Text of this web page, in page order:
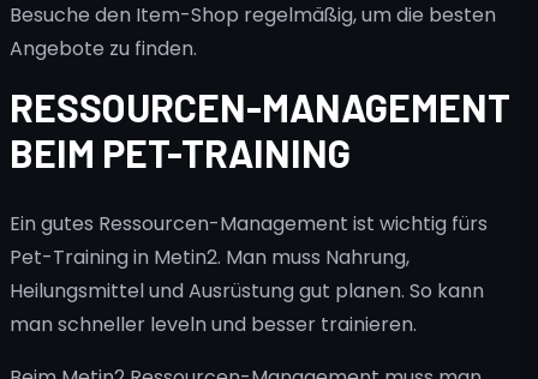
Besuche den Item-Shop regelmäßig, um die besten
Angebote zu finden.
RESSOURCEN-MANAGEMENT
BEIM PET-TRAINING
Ein gutes Ressourcen-Management ist wichtig fürs
Pet-Training in Metin2. Man muss Nahrung,
Heilungsmittel und Ausrüstung gut planen. So kann
man schneller leveln und besser trainieren.